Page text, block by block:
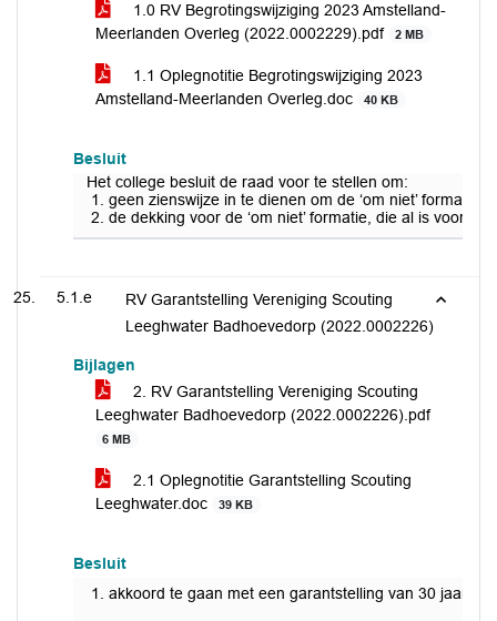
1.0 RV Begrotingswijziging 2023 Amstelland-
Meerlanden Overleg (2022.0002229).pdf
2 MB
1.1 Oplegnotitie Begrotingswijziging 2023
Amstelland-Meerlanden Overleg.doc
40 KB
Besluit
Het college besluit de raad voor te stellen om:
geen zienswijze in te dienen om de ‘om niet’
de dekking voor de ‘om niet’ formatie, die al is
5.1.e
RV Garantstelling Vereniging Scouting
Leeghwater Badhoevedorp (2022.0002226)
Bijlagen
2. RV Garantstelling Vereniging Scouting
Leeghwater Badhoevedorp (2022.0002226).pdf
6 MB
2.1 Oplegnotitie Garantstelling Scouting
Leeghwater.doc
39 KB
Besluit
akkoord te gaan met een garantstelling van 30 jaar